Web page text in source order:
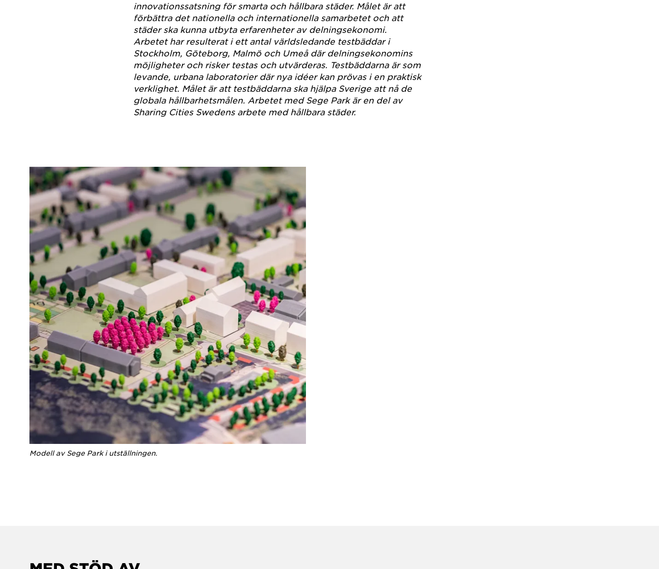
innovationssatsning för smarta och hållbara städer. Målet är att
förbättra det nationella och internationella samarbetet och att
städer ska kunna utbyta erfarenheter av delningsekonomi.
Arbetet har resulterat i ett antal världsledande testbäddar i
Stockholm, Göteborg, Malmö och Umeå där delningsekonomins
möjligheter och risker testas och utvärderas. Testbäddarna är som
levande, urbana laboratorier där nya idéer kan prövas i en praktisk
verklighet. Målet är att testbäddarna ska hjälpa Sverige att nå de
globala hållbarhetsmålen. Arbetet med Sege Park är en del av
Sharing Cities Swedens arbete med hållbara städer.
Modell av Sege Park i utställningen.